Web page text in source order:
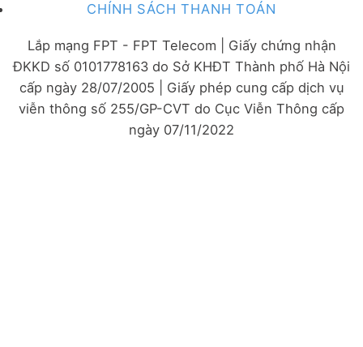
CHÍNH SÁCH THANH TOÁN
Lắp mạng FPT - FPT Telecom | Giấy chứng nhận
ĐKKD số 0101778163 do Sở KHĐT Thành phố Hà Nội
cấp ngày 28/07/2005 | Giấy phép cung cấp dịch vụ
viễn thông số 255/GP-CVT do Cục Viễn Thông cấp
ngày 07/11/2022